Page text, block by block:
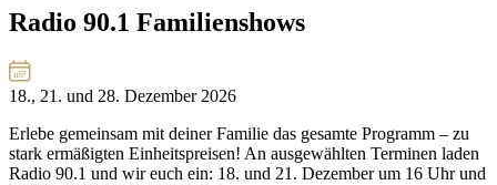
Radio 90.1 Familienshows
18., 21. und 28. Dezember 2026
Erlebe gemeinsam mit deiner Familie das gesamte Programm – zu
stark ermäßigten Einheitspreisen! An ausgewählten Terminen laden
Radio 90.1 und wir euch ein: 18. und 21. Dezember um 16 Uhr und